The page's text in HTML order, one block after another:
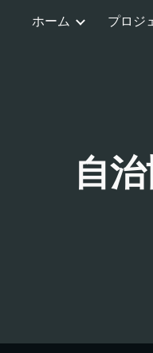
Skip to main content
ホーム プロジ
自